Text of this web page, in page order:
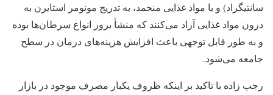
سانتیگراد) و یا مواد غذایی منجمد، به تدریج مونومر استایرن به
درون مواد غذایی آزاد می‌کنند که منشأ بروز انواع سرطان‌ها بوده
و به طور قابل توجهی باعث افزایش هزینه‌های درمان در سطح
جامعه می‌شود.
رجب زاده با تاکید بر اینکه ظروف یکبار مصرف موجود در بازار